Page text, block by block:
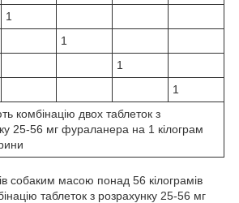
1
1
1
1
комбінацію двох таблеток з
25-56 мг фураланера на 1 кілограм
собаким масою понад 56 кілограмів
таблеток з розрахунку 25-56 мг